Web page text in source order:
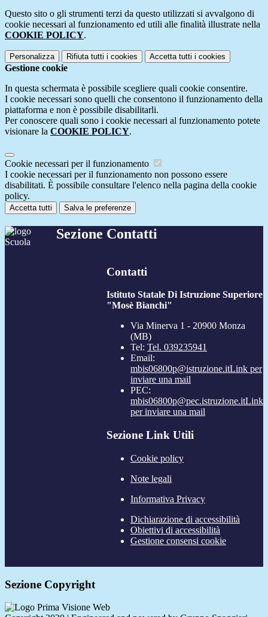
Questo sito o gli strumenti terzi da questo utilizzati si avvalgono di
cookie necessari al funzionamento ed utili alle finalità illustrate nella
COOKIE POLICY.
Personalizza Rifiuta tutti i cookies Accetta tutti i cookies
Gestione cookie
In questa schermata è possibile scegliere quali cookie consentire.
I cookie necessari sono quelli che consentono il funzionamento della
piattaforma e non è possibile disabilitarli.
Per conoscere quali sono i cookie necessari al funzionamento potete
visionare la COOKIE POLICY.
Cookie necessari per il funzionamento
I cookie necessari per il funzionamento non possono essere
disabilitati. È possibile consultare l'elenco nella pagina della cookie
policy.
Accetta tutti Salva le preferenze
Sezione Contatti
Contatti
Istituto Statale Di Istruzione Superiore
"Mosè Bianchi"
Via Minerva 1 - 20900 Monza
(MB)
Tel: Tel. 039235941
Email:
mbis06800p@istruzione.itLink per
inviare una mail
PEC:
mbis06800p@pec.istruzione.itLink
per inviare una mail
Sezione Link Utili
Cookie policy
Note legali
Informativa Privacy
Dichiarazione di accessibilità
Obiettivi di accessibilità
Gestione consensi cookie
Sezione Copyright